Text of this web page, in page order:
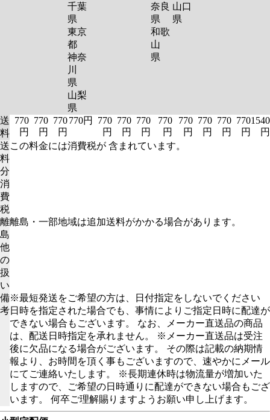
千葉
県
東京
都
神奈
川
県
山梨
県
奈良
県
和歌
山
県
山口
県
送
料
770
円
770
円
770
円
770円
770
円
770
円
770
円
770
円
770
円
770
円
770
円
770
円
1540
円
送
料
分
消
費
税
この料金には消費税が 含まれています。
離
島
他
の
扱
い
離島・一部地域は追加送料がかかる場合があります。
備
考
※最短発送をご希望の方は、日付指定をしないでください
日時を指定された場合でも、事情によりご指定日時に配達が
できない場合もございます。 なお、メーカー直送品の商品
は、配送日時指定を承れません。 ※メーカー直送品は受注
後に欠品になる場合がございます。 その際は記載の納期情
報より、お時間を頂く事もございますので、速やかにメール
にてご連絡いたします。 ※長期連休時は物流量が増加いた
しますので、ご希望の日時通りに配達ができない場合もござ
います。 何卒ご理解賜りますようお願い申し上げます。